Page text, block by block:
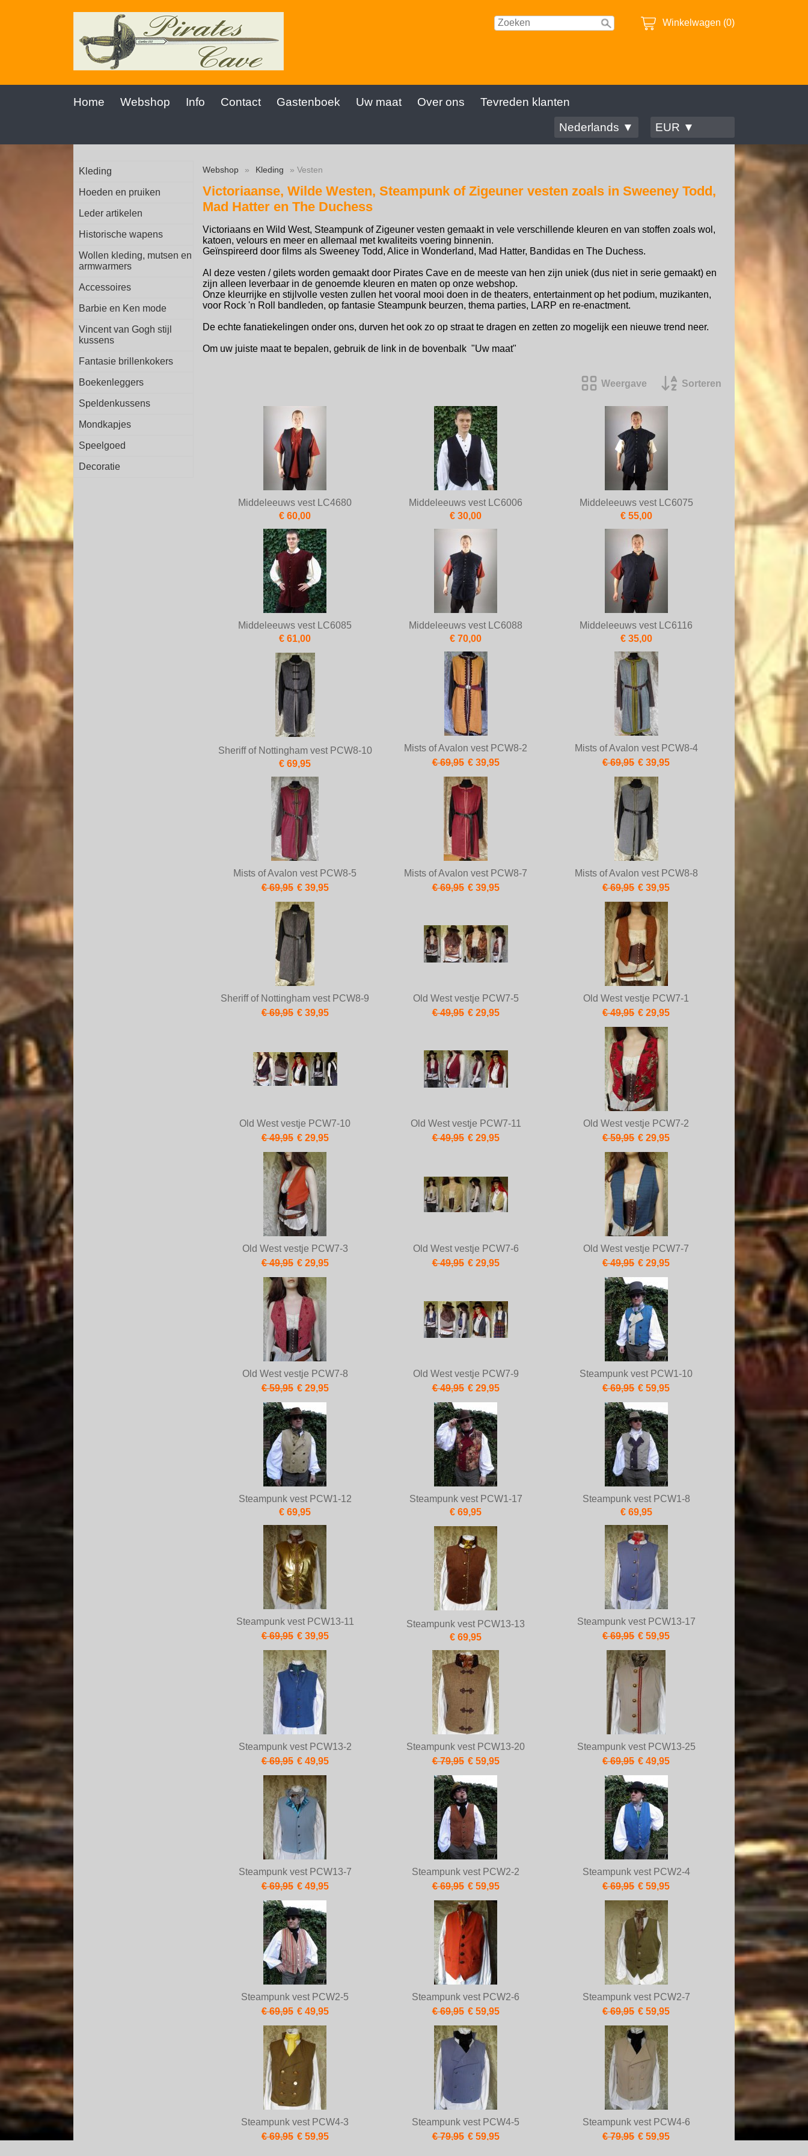
Winkelwagen (0)
Home Webshop Info Contact Gastenboek Uw maat Over ons
Tevreden klanten
Nederlands ▼
EUR ▼
Kleding
Hoeden en pruiken
Leder artikelen
Historische wapens
Wollen kleding, mutsen en
armwarmers
Accessoires
Barbie en Ken mode
Vincent van Gogh stijl
kussens
Fantasie brillenkokers
Boekenleggers
Speldenkussens
Mondkapjes
Speelgoed
Decoratie
Webshop » Kleding » Vesten
Victoriaanse, Wilde Westen, Steampunk of Zigeuner vesten zoals in Sweeney Todd,
Mad Hatter en The Duchess
Victoriaans en Wild West, Steampunk of Zigeuner vesten gemaakt in vele verschillende kleuren en van stoffen zoals wol,
katoen, velours en meer en allemaal met kwaliteits voering binnenin.
Geïnspireerd door films als Sweeney Todd, Alice in Wonderland, Mad Hatter, Bandidas en The Duchess.
Al deze vesten / gilets worden gemaakt door Pirates Cave en de meeste van hen zijn uniek (dus niet in serie gemaakt) en
zijn alleen leverbaar in de genoemde kleuren en maten op onze webshop.
Onze kleurrijke en stijlvolle vesten zullen het vooral mooi doen in de theaters, entertainment op het podium, muzikanten,
voor Rock 'n Roll bandleden, op fantasie Steampunk beurzen, thema parties, LARP en re-enactment.
De echte fanatiekelingen onder ons, durven het ook zo op straat te dragen en zetten zo mogelijk een nieuwe trend neer.
Om uw juiste maat te bepalen, gebruik de link in de bovenbalk "Uw maat"
Weergave Sorteren
Middeleeuws vest LC4680
€ 60,00
Middeleeuws vest LC6006
€ 30,00
Middeleeuws vest LC6075
€ 55,00
Middeleeuws vest LC6085
€ 61,00
Middeleeuws vest LC6088
€ 70,00
Middeleeuws vest LC6116
€ 35,00
Sheriff of Nottingham vest PCW8-10
€ 69,95
Mists of Avalon vest PCW8-2
€ 69,95 € 39,95
Mists of Avalon vest PCW8-4
€ 69,95 € 39,95
Mists of Avalon vest PCW8-5
€ 69,95 € 39,95
Mists of Avalon vest PCW8-7
€ 69,95 € 39,95
Mists of Avalon vest PCW8-8
€ 69,95 € 39,95
Sheriff of Nottingham vest PCW8-9
€ 69,95 € 39,95
Old West vestje PCW7-5
€ 49,95 € 29,95
Old West vestje PCW7-1
€ 49,95 € 29,95
Old West vestje PCW7-10
€ 49,95 € 29,95
Old West vestje PCW7-11
€ 49,95 € 29,95
Old West vestje PCW7-2
€ 59,95 € 29,95
Old West vestje PCW7-3
€ 49,95 € 29,95
Old West vestje PCW7-6
€ 49,95 € 29,95
Old West vestje PCW7-7
€ 49,95 € 29,95
Old West vestje PCW7-8
€ 59,95 € 29,95
Old West vestje PCW7-9
€ 49,95 € 29,95
Steampunk vest PCW1-10
€ 69,95 € 59,95
Steampunk vest PCW1-12
€ 69,95
Steampunk vest PCW1-17
€ 69,95
Steampunk vest PCW1-8
€ 69,95
Steampunk vest PCW13-11
€ 69,95 € 39,95
Steampunk vest PCW13-13
€ 69,95
Steampunk vest PCW13-17
€ 69,95 € 59,95
Steampunk vest PCW13-2
€ 69,95 € 49,95
Steampunk vest PCW13-20
€ 79,95 € 59,95
Steampunk vest PCW13-25
€ 69,95 € 49,95
Steampunk vest PCW13-7
€ 69,95 € 49,95
Steampunk vest PCW2-2
€ 69,95 € 59,95
Steampunk vest PCW2-4
€ 69,95 € 59,95
Steampunk vest PCW2-5
€ 69,95 € 49,95
Steampunk vest PCW2-6
€ 69,95 € 59,95
Steampunk vest PCW2-7
€ 69,95 € 59,95
Steampunk vest PCW4-3
€ 69,95 € 59,95
Steampunk vest PCW4-5
€ 79,95 € 59,95
Steampunk vest PCW4-6
€ 79,95 € 59,95